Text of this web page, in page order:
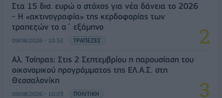
Στα 15 δισ. ευρώ ο στόχος για νέα δάνεια το 2026
- Η «ακτινογραφία» της κερδοφορίας των
τραπεζών το α΄ εξάμηνο
09/08/2026 - 10:52 ΤΡΑΠΕΖΕΣ
Αλ. Τσίπρας: Στις 2 Σεπτεμβρίου η παρουσίαση του
οικονομικού προγράμματος της ΕΛ.Α.Σ. στη
Θεσσαλονίκη
09/08/2026 - 10:03 ΠΟΛΙΤΙΚΗ